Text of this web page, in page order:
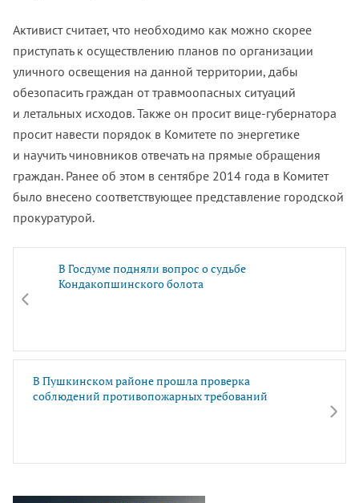
Активист считает, что необходимо как можно скорее
приступать к осуществлению планов по организации
уличного освещения на данной территории, дабы
обезопасить граждан от травмоопасных ситуаций
и летальных исходов. Также он просит вице-губернатора
просит навести порядок в Комитете по энергетике
и научить чиновников отвечать на прямые обращения
граждан. Ранее об этом в сентябре 2014 года в Комитет
было внесено соответствующее представление городской
прокуратурой.
В Госдуме подняли вопрос о судьбе
Кондакопшинского болота
В Пушкинском районе прошла проверка
соблюдений противопожарных требований